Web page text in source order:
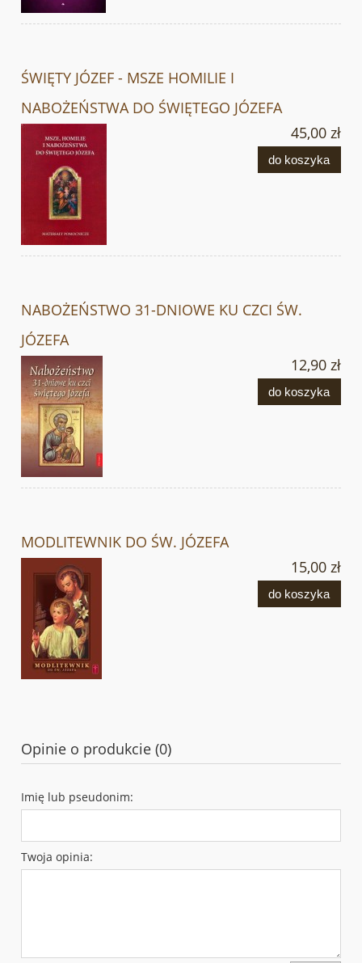
ŚWIĘTY JÓZEF - MSZE HOMILIE I
NABOŻEŃSTWA DO ŚWIĘTEGO JÓZEFA
45,00 zł
do koszyka
NABOŻEŃSTWO 31-DNIOWE KU CZCI ŚW.
JÓZEFA
12,90 zł
do koszyka
MODLITEWNIK DO ŚW. JÓZEFA
15,00 zł
do koszyka
Opinie o produkcie (0)
Imię lub pseudonim:
Twoja opinia: